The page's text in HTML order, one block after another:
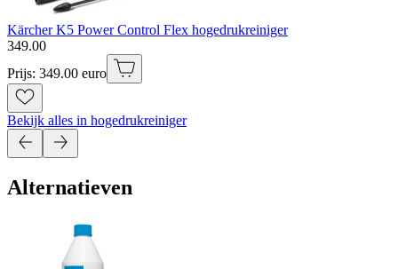
Kärcher K5 Power Control Flex hogedrukreiniger
349.00
Prijs: 349.00 euro
Bekijk alles in hogedrukreiniger
Alternatieven